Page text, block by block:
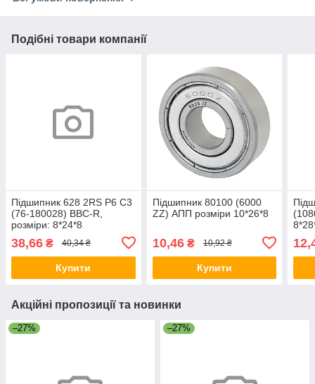
Подібні товари компанії
Підшипник 628 2RS P6 C3
(76-180028) BBC-R,
розміри: 8*24*8
38,66 ₴ 40,34 ₴
Купити
Підшипник 80100 (6000
ZZ) АПП розміри 10*26*8
10,46₴ 10,92 ₴
Купити
Акційні пропозиції та новинки
–27% –27%